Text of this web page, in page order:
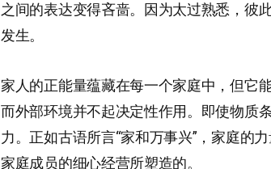
之间的表达变得吝啬。因为太过熟悉，彼
发生。
家人的正能量蕴藏在每一个家庭中，但它
而外部环境并不起决定性作用。即使物质
力。正如古语所言“家和万事兴”，家庭的
家庭成员的细心经营所塑造的。